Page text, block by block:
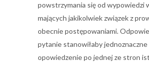
powstrzymania się od wypowiedzi
mających jakikolwiek związek z
obecnie postępowaniami.
pytanie stanowiłaby jednoznaczne
opowiedzenie po jednej ze stron